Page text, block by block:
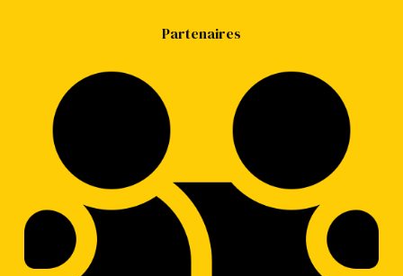
Partenaires